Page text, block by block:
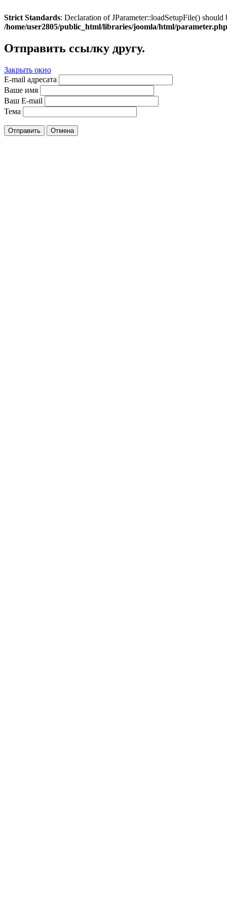
Strict Standards: Declaration of JParameter::loadSetupFile()
/home/user2805/public_html/libraries/joomla/html/parameter.php
Отправить ссылку другу.
Закрыть окно
E-mail адресата
Ваше имя
Ваш E-mail
Тема
Отправить Отмена